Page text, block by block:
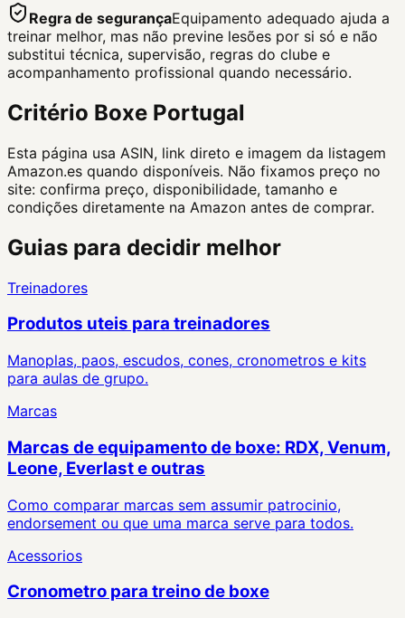
Regra de segurançaEquipamento adequado ajuda a
treinar melhor, mas não previne lesões por si só e não
substitui técnica, supervisão, regras do clube e
acompanhamento profissional quando necessário.
Critério Boxe Portugal
Esta página usa ASIN, link direto e imagem da listagem
Amazon.es quando disponíveis. Não fixamos preço no
site: confirma preço, disponibilidade, tamanho e
condições diretamente na Amazon antes de comprar.
Guias para decidir melhor
Treinadores
Produtos uteis para treinadores
Manoplas, paos, escudos, cones, cronometros e kits
para aulas de grupo.
Marcas
Marcas de equipamento de boxe: RDX, Venum,
Leone, Everlast e outras
Como comparar marcas sem assumir patrocinio,
endorsement ou que uma marca serve para todos.
Acessorios
Cronometro para treino de boxe